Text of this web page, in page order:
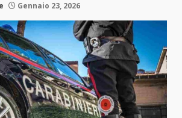
Gennaio 23, 2026